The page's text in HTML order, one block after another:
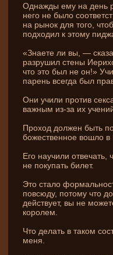
Однажды ему на де­нь
него не было
на рынок для того,
подходил к этому
«Знаете ли вы, —
разрушил стены
что это был не он!»
парень всегда был
Они­ учили против
важным из-за их
Проход должен быть
божественное вошло в
Его научили отвечать,
не покупать билет.
Это стало
повсюду, потому что
де­йствует, вы не
королем.
Что де­лать в таком
меня.